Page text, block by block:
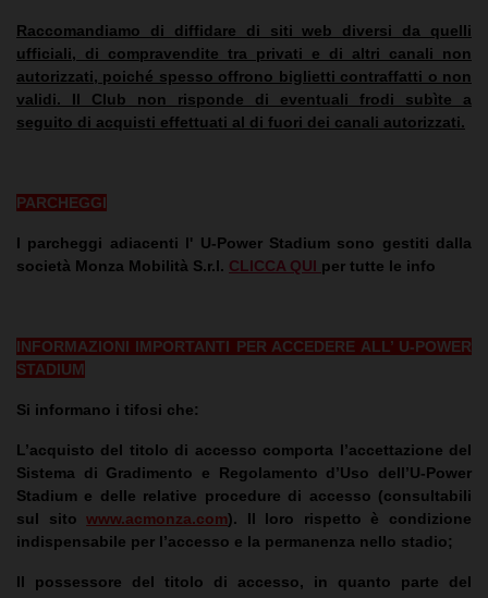
Raccomandiamo di diffidare di siti web diversi da quelli
ufficiali, di compravendite tra privati e di altri canali non
autorizzati, poiché spesso offrono biglietti contraffatti o non
validi. Il Club non risponde di eventuali frodi subìte a
seguito di acquisti effettuati al di fuori dei canali autorizzati.
PARCHEGGI
I parcheggi adiacenti l' U-Power Stadium sono gestiti dalla
società Monza Mobilità S.r.l. CLICCA QUI per tutte le info
INFORMAZIONI IMPORTANTI PER ACCEDERE ALL’ U-POWER
STADIUM
Si informano i tifosi che:
L’acquisto del titolo di accesso comporta l’accettazione del
Sistema di Gradimento e Regolamento d’Uso dell’U-Power
Stadium e delle relative procedure di accesso (consultabili
sul sitowww.acmonza.com). Il loro rispetto è condizione
indispensabile per l’accesso e la permanenza nello stadio;
Il possessore del titolo di accesso, in quanto parte del